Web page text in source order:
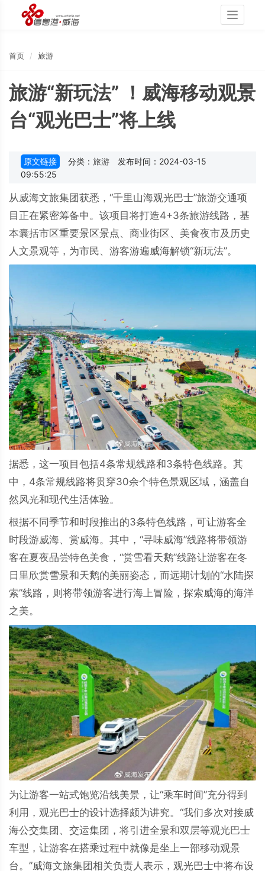
Toggle
首页 旅游
旅游“新玩法” ！威海移动观景
台“观光巴士”将上线
原文链接 分类： 旅游
发布时间：2024-03-15
09:55:25
从威海文旅集团获悉，“千里山海观光巴士”旅游交通项
目正在紧密筹备中。该项目将打造4+3条旅游线路，基
本囊括市区重要景区景点、商业街区、美食夜市及历史
人文景观等，为市民、游客游遍威海解锁“新玩法”。
据悉，这一项目包括4条常规线路和3条特色线路。其
中，4条常规线路将贯穿30余个特色景观区域，涵盖自
然风光和现代生活体验。
根据不同季节和时段推出的3条特色线路，可让游客全
时段游威海、赏威海。其中，“寻味威海”线路将带领游
客在夏夜品尝特色美食，“赏雪看天鹅”线路让游客在冬
日里欣赏雪景和天鹅的美丽姿态，而远期计划的“水陆探
索”线路，则将带领游客进行海上冒险，探索威海的海洋
之美。
为让游客一站式饱览沿线美景，让“乘车时间”充分得到
利用，观光巴士的设计选择颇为讲究。“我们多次对接威
海公交集团、交运集团，将引进全景和双层等观光巴士
车型，让游客在搭乘过程中就像是坐上一部移动观景
台。”威海文旅集团相关负责人表示，观光巴士中将布设